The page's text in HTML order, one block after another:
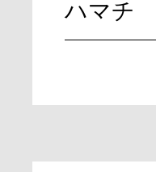
ハマチ